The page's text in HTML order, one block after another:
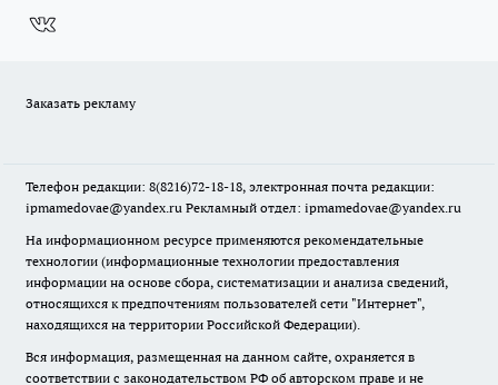
Заказать рекламу
Телефон редакции: 8(8216)72-18-18, электронная почта редакции:
ipmamedovae@yandex.ru Рекламный отдел: ipmamedovae@yandex.ru
На информационном ресурсе применяются рекомендательные
технологии (информационные технологии предоставления
информации на основе сбора, систематизации и анализа сведений,
относящихся к предпочтениям пользователей сети "Интернет",
находящихся на территории Российской Федерации).
Вся информация, размещенная на данном сайте, охраняется в
соответствии с законодательством РФ об авторском праве и не